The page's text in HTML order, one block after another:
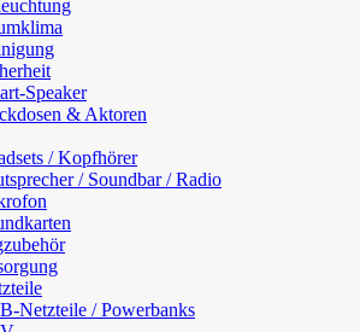
Speaker
& Aktoren
/ Kopfhörer
/ Soundbar / Radio
Netzteile / Powerbanks